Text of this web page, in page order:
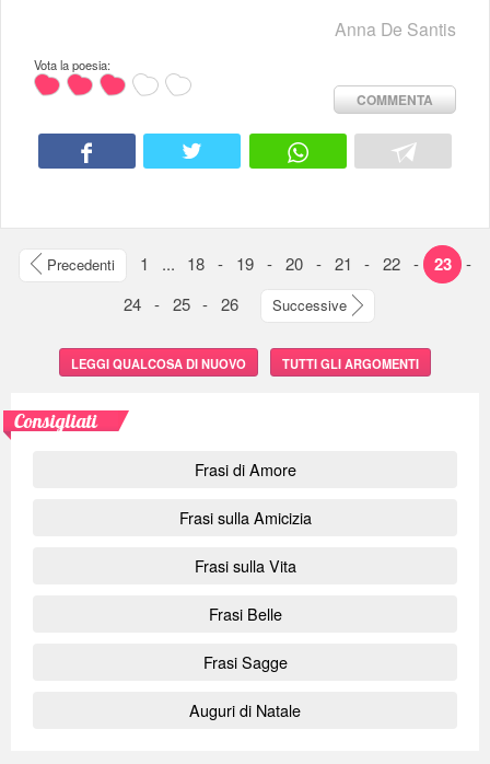
Anna De Santis
Vota la poesia:
COMMENTA
Precedenti 1 ... 18 - 19 - 20 - 21 - 22 - 23
-
24 - 25 - 26 Successive
LEGGI QUALCOSA DI NUOVO TUTTI GLI ARGOMENTI
Consigliati
Frasi di Amore
Frasi sulla Amicizia
Frasi sulla Vita
Frasi Belle
Frasi Sagge
Auguri di Natale